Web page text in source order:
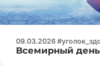
09.03.2026
Всемирный